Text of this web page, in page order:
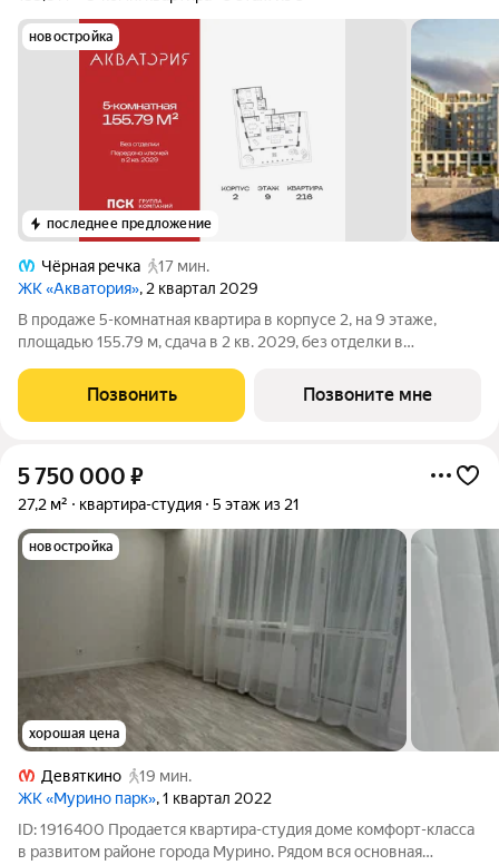
новостройка
последнее предложение
Чёрная речка
17 мин.
ЖК «Акватория», 2 квартал 2029
В продаже 5-комнатная квартира в корпусе 2, на 9 этаже,
площадью 155.79 м, сдача в 2 кв. 2029, без отделки в
Премиальный дом «Акватория», возводимый на Выборгской
набережной у Кантемировского моста
Позвонить Позвоните мне
5 750 000 ₽
27,2 м² квартира-студия 5 этаж из 21
новостройка
хорошая цена
Девяткино
19 мин.
ЖК «Мурино парк», 1 квартал 2022
ID: 1916400 Продается квартира-студия доме комфорт-класса
в развитом районе города Мурино. Рядом вся основная